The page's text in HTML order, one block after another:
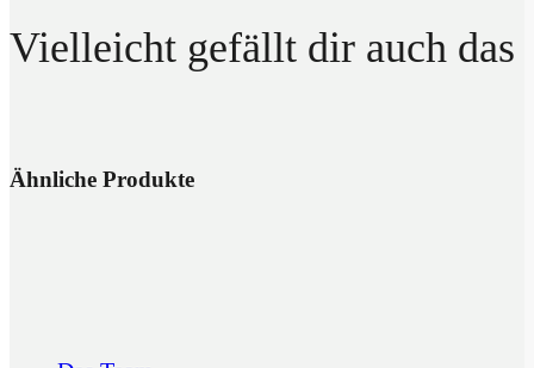
Vielleicht gefällt dir auch das
Ähnliche Produkte